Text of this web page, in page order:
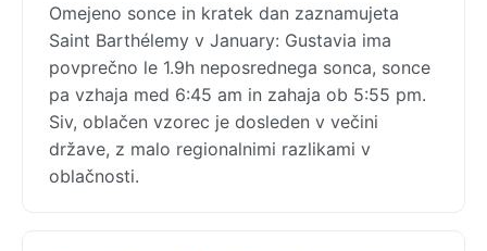
Omejeno sonce in kratek dan zaznamujeta
Saint Barthélemy v January: Gustavia ima
povprečno le 1.9h neposrednega sonca, sonce
pa vzhaja med 6:45 am in zahaja ob 5:55 pm.
Siv, oblačen vzorec je dosleden v večini
države, z malo regionalnimi razlikami v
oblačnosti.